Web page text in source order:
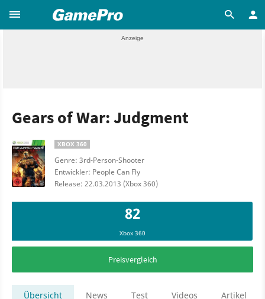
Gears of War: Judgment
XBOX 360
Genre: 3rd-Person-Shooter
Entwickler: People Can Fly
Release: 22.03.2013 (Xbox 360)
82
Xbox 360
Preisvergleich
Übersicht News Test Videos Artikel